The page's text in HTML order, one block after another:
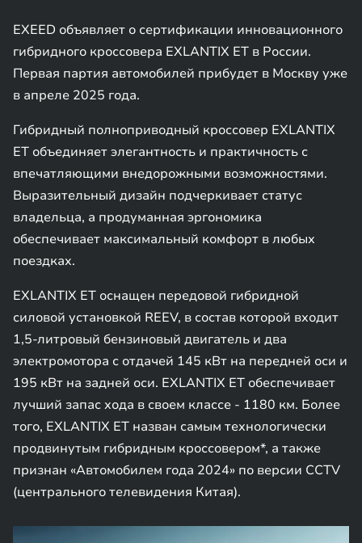
EXEED объявляет о сертификации инновационного
гибридного кроссовера EXLANTIX ET в России.
Первая партия автомобилей прибудет в Москву уже
в апреле 2025 года.
Гибридный полноприводный кроссовер EXLANTIX
ET объединяет элегантность и практичность с
впечатляющими внедорожными возможностями.
Выразительный дизайн подчеркивает статус
владельца, а продуманная эргономика
обеспечивает максимальный комфорт в любых
поездках.
EXLANTIX ET оснащен передовой гибридной
силовой установкой REEV, в состав которой входит
1,5-литровый бензиновый двигатель и два
электромотора с отдачей 145 кВт на передней оси и
195 кВт на задней оси. EXLANTIX ET обеспечивает
лучший запас хода в своем классе - 1180 км. Более
того, EXLANTIX ET назван самым технологически
продвинутым гибридным кроссовером*, а также
признан «Автомобилем года 2024» по версии CCTV
(центрального телевидения Китая).